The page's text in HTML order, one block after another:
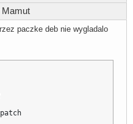
Mamut
paczke deb nie wygladalo